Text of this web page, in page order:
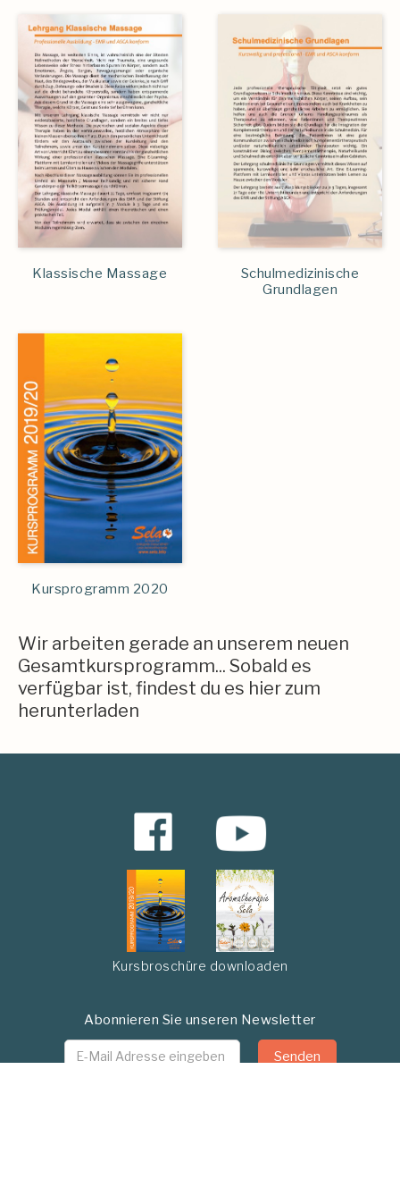
Klassische Massage
Schulmedizinische
Grundlagen
Kursprogramm 2020
Wir arbeiten gerade an unserem neuen
Gesamtkursprogramm... Sobald es
verfügbar ist, findest du es hier zum
herunterladen
Kursbroschüre downloaden
Abonnieren Sie unseren Newsletter